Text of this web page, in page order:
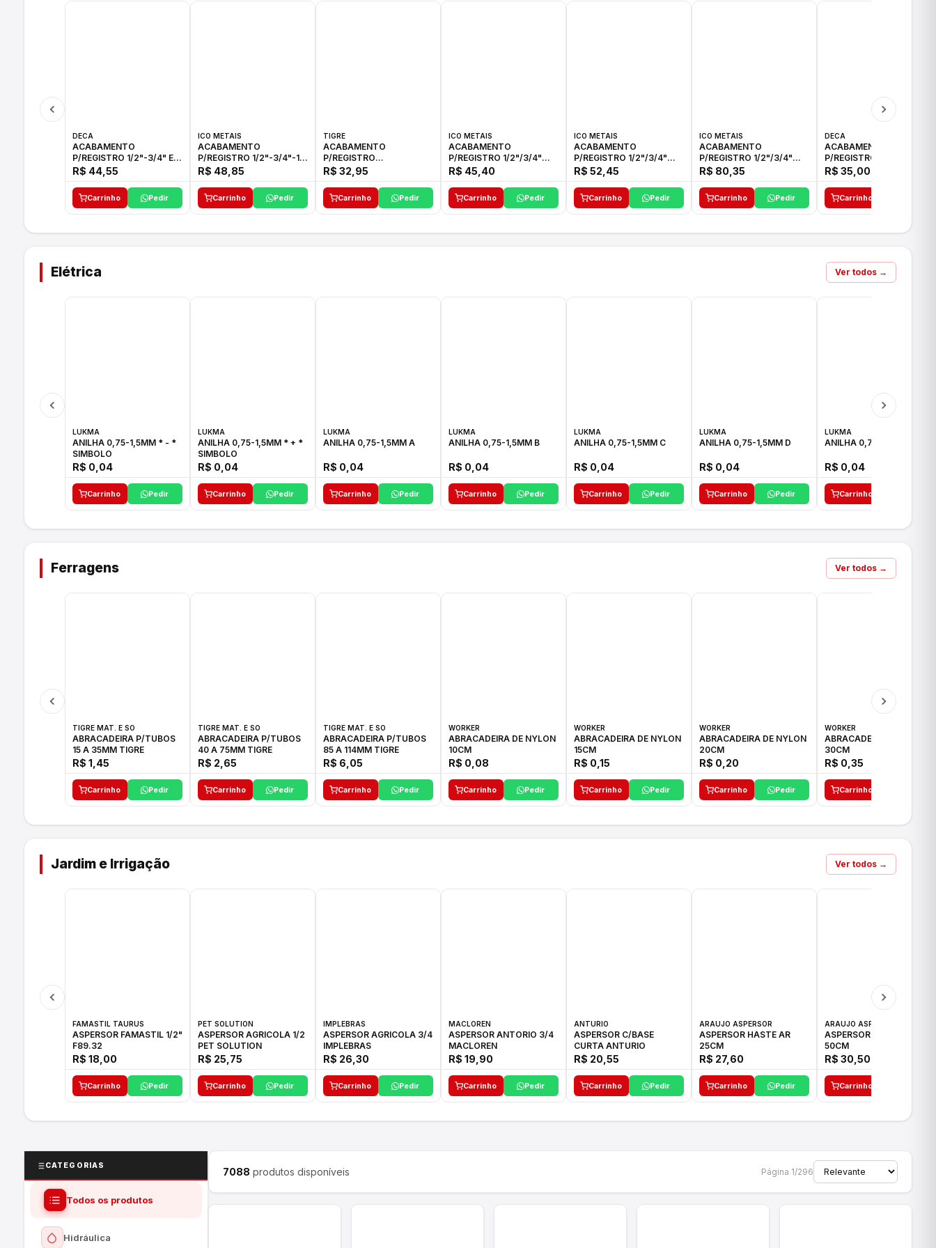
DECA
ACABAMENTO
P/REGISTRO 1/2"-3/4" E
1"C21.PQ DECA
R$ 44,55
Carrinho Pedir
ICO METAIS
ACABAMENTO
P/REGISTRO 1/2"-3/4"-1"
ACB M CS 33 ICO
R$ 48,85
Carrinho Pedir
TIGRE
ACABAMENTO
P/REGISTRO
1/2"-3/4"-1"ELLA CROSS
R$ 32,95
Carrinho Pedir
ICO METAIS
ACABAMENTO
P/REGISTRO 1/2"/3/4"
1416 ACB 33 E ICO
R$ 45,40
Carrinho Pedir
ICO METAIS
ACABAMENTO
P/REGISTRO 1/2"/3/4"
1416 C-50 ICO
R$ 52,45
Carrinho Pedir
ICO METAIS
ACABAMENTO
P/REGISTRO 1/2"/3/4"
ACB CS ALV E ICO
R$ 80,35
Carrinho Pedir
DECA
ACABAMENTO
P/REGISTRO 1/2"/3/4" C-
35 DECA
R$ 35,00
Carrinho
Elétrica Ver todos →
LUKMA
ANILHA 0,75-1,5MM * - *
SIMBOLO
R$ 0,04
Carrinho Pedir
LUKMA
ANILHA 0,75-1,5MM * + *
SIMBOLO
R$ 0,04
Carrinho Pedir
LUKMA
ANILHA 0,75-1,5MM A
R$ 0,04
Carrinho Pedir
LUKMA
ANILHA 0,75-1,5MM B
R$ 0,04
Carrinho Pedir
LUKMA
ANILHA 0,75-1,5MM C
R$ 0,04
Carrinho Pedir
LUKMA
ANILHA 0,75-1,5MM D
R$ 0,04
Carrinho Pedir
LUKMA
ANILHA 0,75-1,5MM E
R$ 0,04
Carrinho
Ferragens Ver todos →
TIGRE MAT. E SO
ABRACADEIRA P/TUBOS
15 A 35MM TIGRE
R$ 1,45
Carrinho Pedir
TIGRE MAT. E SO
ABRACADEIRA P/TUBOS
40 A 75MM TIGRE
R$ 2,65
Carrinho Pedir
TIGRE MAT. E SO
ABRACADEIRA P/TUBOS
85 A 114MM TIGRE
R$ 6,05
Carrinho Pedir
WORKER
ABRACADEIRA DE NYLON
10CM
R$ 0,08
Carrinho Pedir
WORKER
ABRACADEIRA DE NYLON
15CM
R$ 0,15
Carrinho Pedir
WORKER
ABRACADEIRA DE NYLON
20CM
R$ 0,20
Carrinho Pedir
WORKER
ABRACADEIRA DE NYLON
30CM
R$ 0,35
Carrinho
Jardim e Irrigação Ver todos →
FAMASTIL TAURUS
ASPERSOR FAMASTIL 1/2"
F89.32
R$ 18,00
Carrinho Pedir
PET SOLUTION
ASPERSOR AGRICOLA 1/2
PET SOLUTION
R$ 25,75
Carrinho Pedir
IMPLEBRAS
ASPERSOR AGRICOLA 3/4
IMPLEBRAS
R$ 26,30
Carrinho Pedir
MACLOREN
ASPERSOR ANTORIO 3/4
MACLOREN
R$ 19,90
Carrinho Pedir
ANTURIO
ASPERSOR C/BASE
CURTA ANTURIO
R$ 20,55
Carrinho Pedir
ARAUJO ASPERSOR
ASPERSOR HASTE AR
25CM
R$ 27,60
Carrinho Pedir
ARAUJO ASPERSOR
ASPERSOR HASTE AR
50CM
R$ 30,50
Carrinho
CATEGORIAS
Todos os produtos
Hidráulica
7088 produtos disponíveis Página 1/296